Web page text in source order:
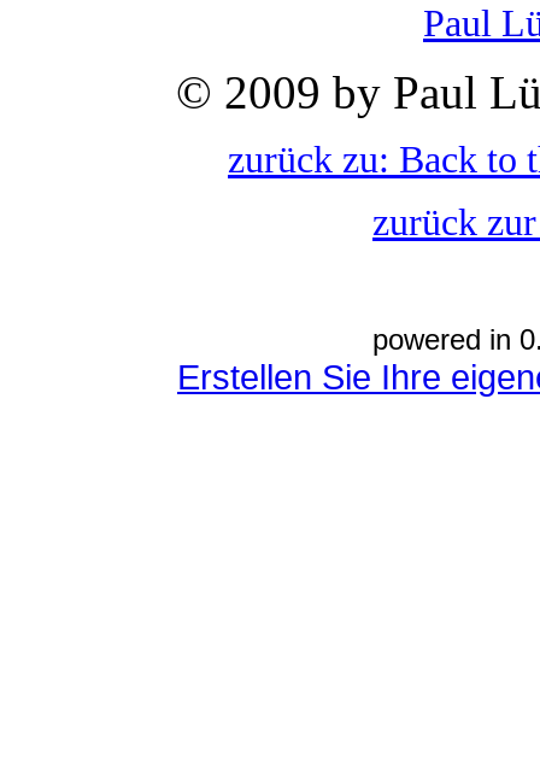
Paul
© 2009 by Paul
zurück zu: Back to
zurück
powered in
Erstellen Sie Ihre